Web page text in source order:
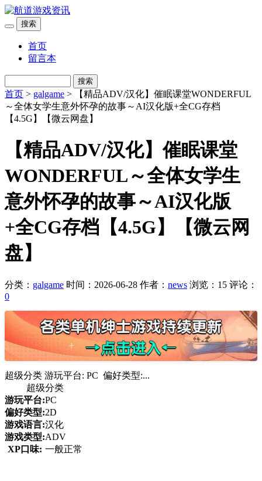
搜索
首页
留言本
搜索
首页 > galgame > 【精品ADV/汉化】催眠课堂WONDERFUL
～全体女学生意外怀孕的故事～AI汉化版+全CG存档
【4.5G】【微云网盘】
【精品ADV/汉化】催眠课堂
WONDERFUL～全体女学生
意外怀孕的故事～AI汉化版
+全CG存档【4.5G】【微云网
盘】
分类： galgame 时间：2026-06-28 作者： news 浏览：15 评论：
0
超级分类 游玩平台: PC 偏好类型:...
超级分类
游玩平台:PC
偏好类型:2D
游戏语言:汉化
游戏类型:ADV
XP口味: 一般正常